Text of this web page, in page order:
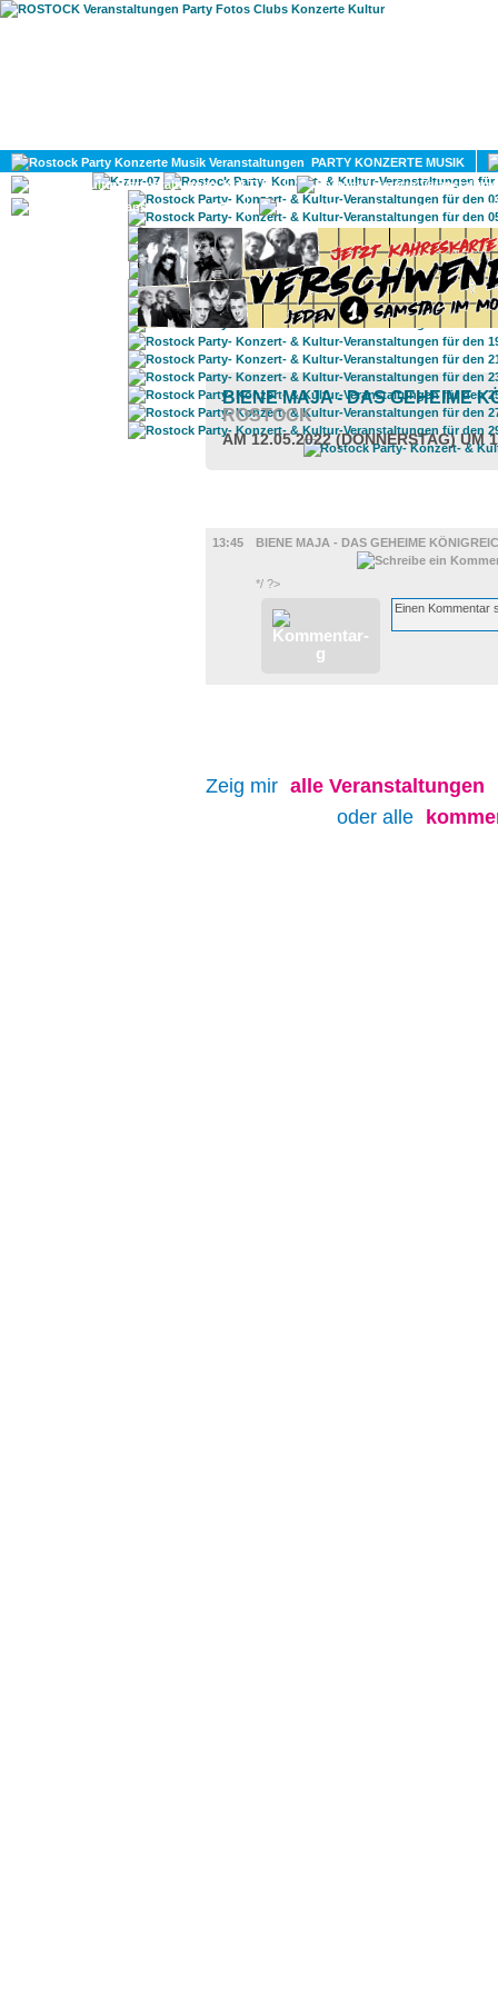
PARTY KONZERTE MUSIK
KULTUR
GAY
BIENE MAJA - DAS GEHEIME
ROSTOCK
AM 12.05.2022 (DONNERSTAG) UM
13:45
BIENE MAJA - DAS GEHEIME
*/ ?>
Zeig mir alle Veranstaltungen
oder alle